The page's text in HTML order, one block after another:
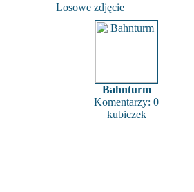
Losowe zdjęcie
Bahnturm
Komentarzy: 0
kubiczek